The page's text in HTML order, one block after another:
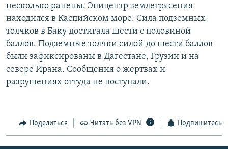
Все сайты РСЕ/РС
несколько ранены. Эпицентр землетрясения
находился в Каспийском море. Сила подземных
толчков в Баку достигала шести с половиной
баллов. Подземные толчки силой до шести баллов
были зафиксированы в Дагестане, Грузии и на
севере Ирана. Сообщения о жертвах и
разрушениях оттуда не поступали.
Поделиться Читать без VPN Подпишитесь